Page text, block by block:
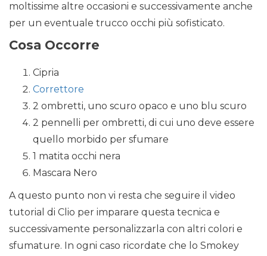
moltissime altre occasioni e successivamente anche
per un eventuale trucco occhi più sofisticato.
Cosa Occorre
Cipria
Correttore
2 ombretti, uno scuro opaco e uno blu scuro
2 pennelli per ombretti, di cui uno deve essere
quello morbido per sfumare
1 matita occhi nera
Mascara Nero
A questo punto non vi resta che seguire il video
tutorial di Clio per imparare questa tecnica e
successivamente personalizzarla con altri colori e
sfumature. In ogni caso ricordate che lo Smokey